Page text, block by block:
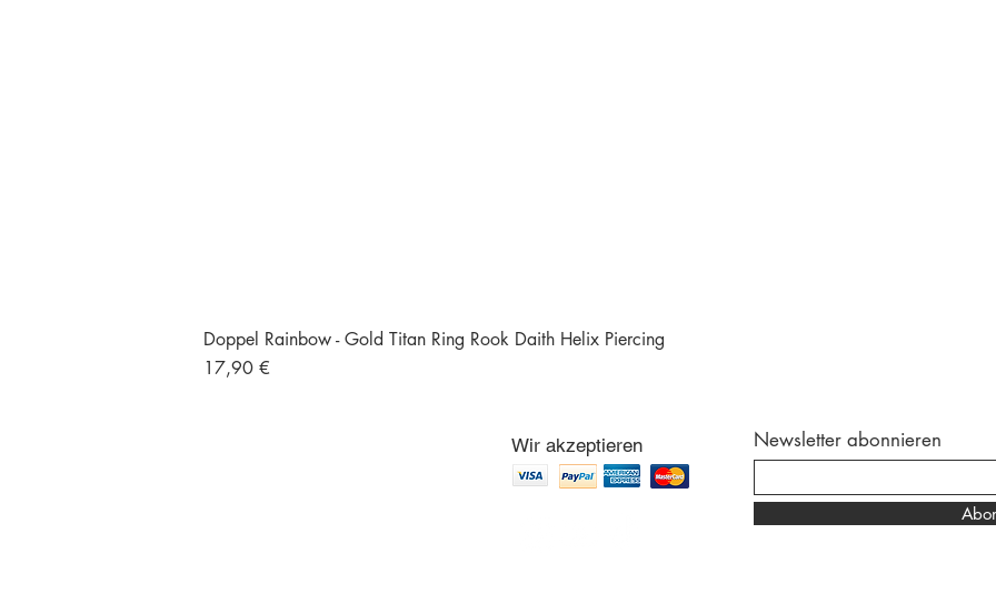
Doppel Rainbow - Gold Titan Ring Rook Daith Helix Piercing
Preis
17,90 €
Wir akzeptieren Newsletter abonnieren